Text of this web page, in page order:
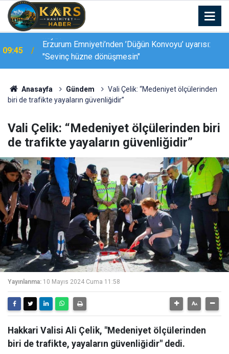
09:45
Erzurum Emniyeti’nden ’Düğün Konvoyu’ uyarısı:
"Sevinç hüzne dönüşmesin"
Anasayfa Gündem
Vali Çelik: “Medeniyet ölçülerinden
biri de trafikte yayaların güvenliğidir”
Vali Çelik: “Medeniyet ölçülerinden biri
de trafikte yayaların güvenliğidir”
Yayınlanma: 10 Mayıs 2024 Cuma 11:58
Hakkari Valisi Ali Çelik, "Medeniyet ölçülerinden
biri de trafikte, yayaların güvenliğidir" dedi.